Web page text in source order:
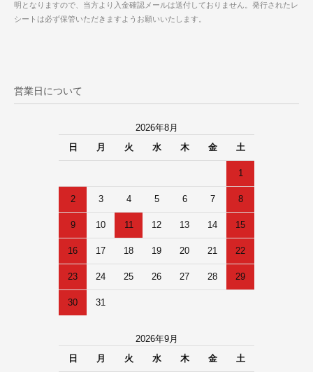
明となりますので、当方より入金確認メールは送付しておりません。発行されたレ
シートは必ず保管いただきますようお願いいたします。
営業日について
2026年8月
日
月 火 水 木 金 土
1
2 3 4 5 6 7 8
9 10 11 12 13 14 15
16 17 18 19 20 21 22
23 24 25 26 27 28 29
30 31
2026年9月
日
月 火 水 木 金 土